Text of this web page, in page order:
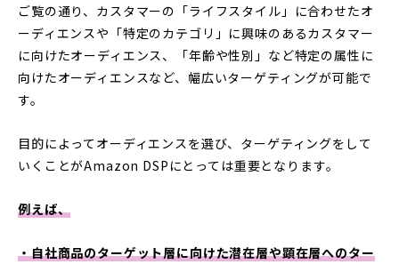
ご覧の通り、カスタマーの「ライフスタイル」に合わせたオ
ーディエンスや「特定のカテゴリ」に興味のあるカスタマー
に向けたオーディエンス、「年齢や性別」など特定の属性に
向けたオーディエンスなど、幅広いターゲティングが可能で
す。
目的によってオーディエンスを選び、ターゲティングをして
いくことがAmazon DSPにとっては重要となります。
例えば、
・自社商品のターゲット層に向けた潜在層や顕在層へのター